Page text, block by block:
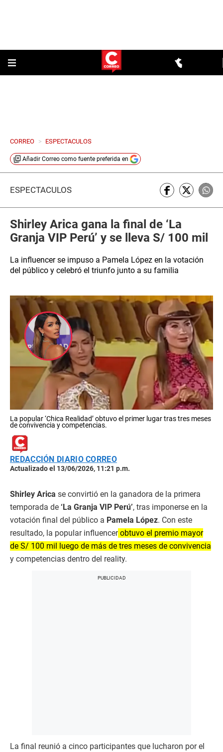
CORREO > ESPECTACULOS
Añadir Correo como fuente preferida en
ESPECTÁCULOS
Shirley Arica gana la final de ‘La
Granja VIP Perú’ y se lleva S/ 100 mil
La influencer se impuso a Pamela López en la votación
del público y celebró el triunfo junto a su familia
La popular ‘Chica Realidad’ obtuvo el primer lugar tras tres meses
de convivencia y competencias.
REDACCIÓN DIARIO CORREO
Actualizado el 13/06/2026, 11:21 p.m.
Shirley Arica se convirtió en la ganadora de la primera
temporada de ‘La Granja VIP Perú’, tras imponerse en la
votación final del público a Pamela López. Con este
resultado, la popular influencer obtuvo el premio mayor
de S/ 100 mil luego de más de tres meses de convivencia
y competencias dentro del reality.
La final reunió a cinco participantes que lucharon por el